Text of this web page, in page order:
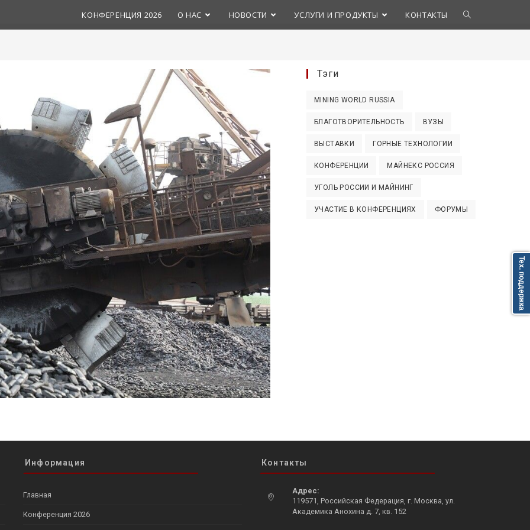
КОНФЕРЕНЦИЯ 2026 О НАС НОВОСТИ УСЛУГИ И ПРОДУКТЫ КОНТАКТЫ Переключить
Тэги
MINING WORLD RUSSIA
БЛАГОТВОРИТЕЛЬНОСТЬ ВУЗЫ
ВЫСТАВКИ ГОРНЫЕ ТЕХНОЛОГИИ
КОНФЕРЕНЦИИ МАЙНЕКС РОССИЯ
УГОЛЬ РОССИИ И МАЙНИНГ
УЧАСТИЕ В КОНФЕРЕНЦИЯХ ФОРУМЫ
Информация
Главная
Конференция 2026
Контакты
Адрес:
119571, Российская Федерация, г. Москва, ул.
Академика Анохина д. 7, кв. 152
Тех. поддержка